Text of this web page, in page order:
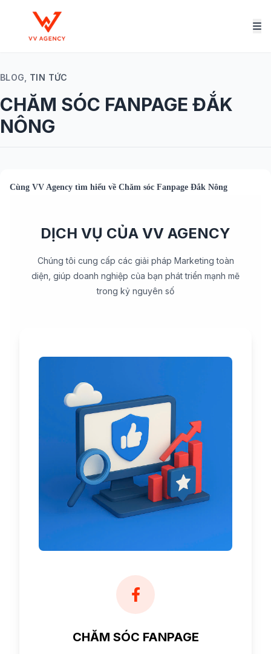
BLOG, TIN TỨC
CHĂM SÓC FANPAGE ĐẮK
NÔNG
Cùng VV Agency tìm hiểu về Chăm sóc Fanpage Đắk Nông
DỊCH VỤ CỦA VV AGENCY
Chúng tôi cung cấp các giải pháp Marketing toàn
diện, giúp doanh nghiệp của bạn phát triển mạnh mẽ
trong kỷ nguyên số
CHĂM SÓC FANPAGE